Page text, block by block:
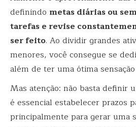
definindo metas diárias ou
tarefas e revise
ser feito. Ao dividir grandes
menores, você consegue se
além de ter uma ótima
Mas atenção: não basta definir
é essencial estabelecer prazos
principalmente para gerar uma